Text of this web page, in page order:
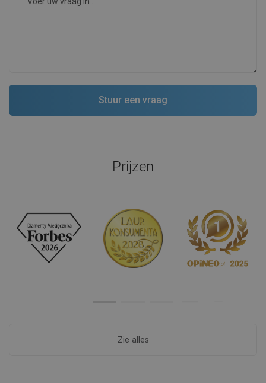
Prijzen
Zie alles